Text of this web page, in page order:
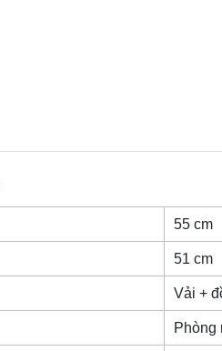
55 cm
51 cm
Vải +
Phòng